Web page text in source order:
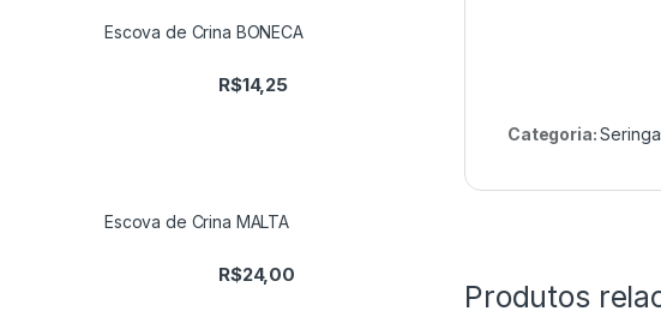
Categoria:
Produtos
Escova de Crina BONECA
R$14,25
Escova de Crina MALTA
R$24,00